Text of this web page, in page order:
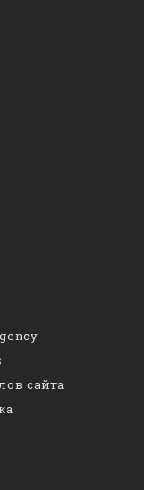
сайта